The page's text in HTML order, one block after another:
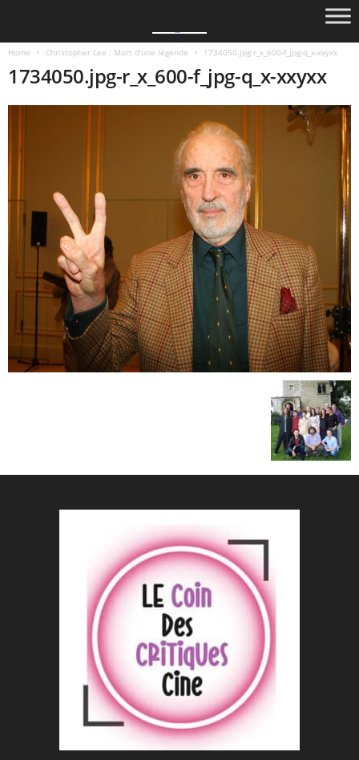
Home Christopher Lee : Mort d’une légende 1734050.jpg-r_x_600-f_jpg-q_x-xxyxx
1734050.jpg-r_x_600-f_jpg-q_x-xxyxx